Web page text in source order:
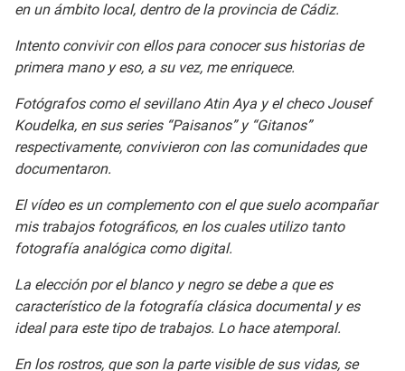
en un ámbito local, dentro de la provincia de Cádiz.
Intento convivir con ellos para conocer sus historias de
primera mano y eso, a su vez, me enriquece.
Fotógrafos como el sevillano Atin Aya y el checo Jousef
Koudelka, en sus series “Paisanos” y “Gitanos”
respectivamente, convivieron con las comunidades que
documentaron.
El vídeo es un complemento con el que suelo acompañar
mis trabajos fotográficos, en los cuales utilizo tanto
fotografía analógica como digital.
La elección por el blanco y negro se debe a que es
característico de la fotografía clásica documental y es
ideal para este tipo de trabajos. Lo hace atemporal.
En los rostros, que son la parte visible de sus vidas, se